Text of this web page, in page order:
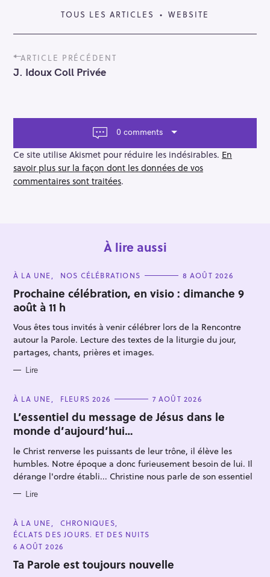
TOUS LES ARTICLES
WEBSITE
P
o
s
a
g
a
t
i
ARTICLE PRÉCÉDENT
J. Idoux Coll Privée
0 comments
Ce site utilise Akismet pour réduire les indésirables. En
savoir plus sur la façon dont les données de vos
commentaires sont traitées.
À lire aussi
C
T
E
G
O
R
I
E
S
À LA UNE NOS CÉLÉBRATIONS 8 AOÛT 2026
Prochaine célébration, en visio : dimanche 9
août à 11 h
Vous êtes tous invités à venir célébrer lors de la Rencontre
autour la Parole. Lecture des textes de la liturgie du jour,
partages, chants, prières et images.
Lire
C
T
E
G
O
R
I
E
S
À LA UNE FLEURS 2026 7 AOÛT 2026
L’essentiel du message de Jésus dans le
monde d’aujourd’hui…
le Christ renverse les puissants de leur trône, il élève les
humbles. Notre époque a donc furieusement besoin de lui. Il
dérange l'ordre établi... Christine nous parle de son essentiel
Lire
C
A
T
E
O
R
À LA UNE
CHRONIQUES
ÉCLATS DES JOURS. ET DES NUITS
6 AOÛT 2026
Ta Parole est toujours nouvelle
e
h
e
r
c
h
e